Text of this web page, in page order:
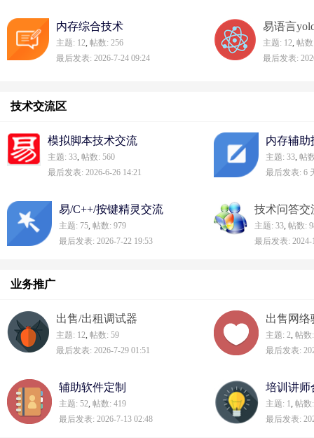
内存综合技术
主题: 12, 帖数: 256
最后发表: 2026-7-24 09:24
易语言
主题: 12, 帖
最后发表:
技术交流区
模拟脚本技术交流
主题: 33, 帖数: 560
最后发表: 2026-6-26 14:21
内存辅助
主题: 33, 帖
最后发表: 6
易/C++/按键精灵交流
主题: 75, 帖数: 979
最后发表: 2026-7-22 19:53
技术问答交
主题: 33, 帖数:
最后发表: 2024-
业务推广
出售/出租调试器
主题: 12, 帖数: 59
最后发表: 2026-7-29 01:51
出售网络
主题: 2, 帖数
最后发表:
辅助软件定制
主题: 52, 帖数: 419
最后发表: 2026-7-13 02:48
培训讲师
主题: 1, 帖数
最后发表: